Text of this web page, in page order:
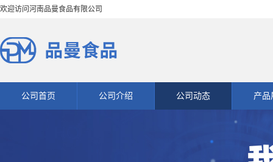
欢迎访问河南品曼食品有限公司
公司首页 公司介绍 公司动态 产品